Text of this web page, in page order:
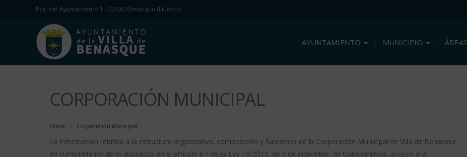
Pza. del Ayuntamiento 1 - 22440 Benasque (Huesca)
AYUNTAMIENTO MUNICIPIO ÁREAS
CORPORACIÓN MUNICIPAL
Home / Corporación Municipal
La información relativa a la estructura organizativa, composición y funciones de la Corporación Municipal de Villa de Benasque,
en cumplimiento de lo dispuesto en el artículo 6.1 de la Ley 19/2013, de 9 de diciembre, de transparencia, acceso a la